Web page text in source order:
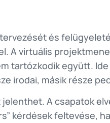
és
A virtuális
tartózkodik együtt.
irodai, másik része
A csapatok
kérdések feltevése,